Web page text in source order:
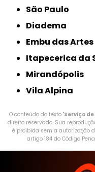
São Paulo
Diadema
Embu das Artes
Itapecerica da
Mirandópolis
Vila Alpina
O conteúdo do texto "Serviço
direito reservado. Sua
é proibida sem a autorização
artigo 184 do Código